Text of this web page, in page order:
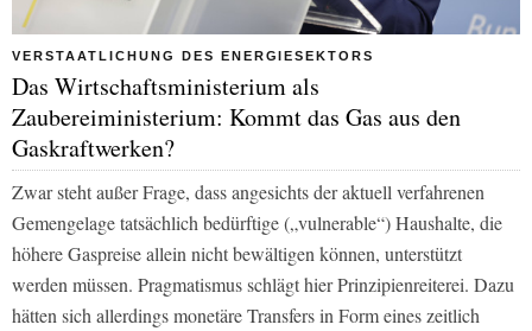
VERSTAATLICHUNG DES ENERGIESEKTORS
Das Wirtschaftsministerium als
Zaubereiministerium: Kommt das Gas aus den
Gaskraftwerken?
Zwar steht außer Frage, dass angesichts der aktuell verfahrenen
Gemengelage tatsächlich bedürftige („vulnerable“) Haushalte, die
höhere Gaspreise allein nicht bewältigen können, unterstützt
werden müssen. Pragmatismus schlägt hier Prinzipienreiterei. Dazu
hätten sich allerdings monetäre Transfers in Form eines zeitlich